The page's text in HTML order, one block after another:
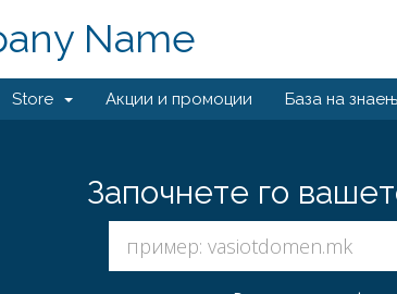
Name
Store Акции и промоции База на
Започнете го